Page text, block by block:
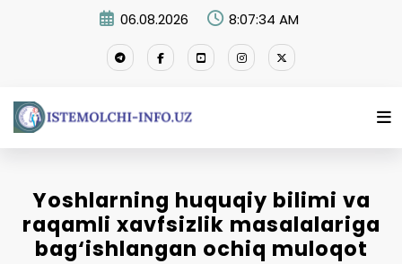
06.08.2026 8:07:35 AM
Yoshlarning huquqiy bilimi va
raqamli xavfsizlik masalalariga
bag‘ishlangan ochiq muloqot